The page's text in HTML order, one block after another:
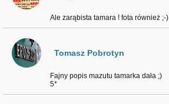
Ale zarąbista tamara ! fota również ;-)
Tomasz Pobrotyn
Fajny popis mazutu tamarka dała ;)
5*